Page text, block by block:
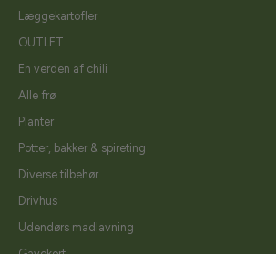
Læggekartofler
OUTLET
En verden af chili
Alle frø
Planter
Potter, bakker & spireting
Diverse tilbehør
Drivhus
Udendørs madlavning